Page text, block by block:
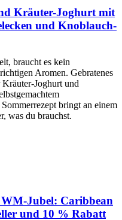
Kräuter-Joghurt mit
und Knoblauch-
braucht es kein
Aromen. Gebratenes
Joghurt und
bringt an einem
was du brauchst.
WM-Jubel: Caribbean
und 10 % Rabatt